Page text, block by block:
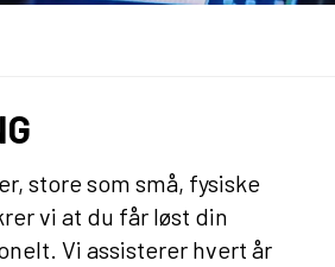
store som små, fysiske
vi at du får løst din
Vi assisterer hvert år